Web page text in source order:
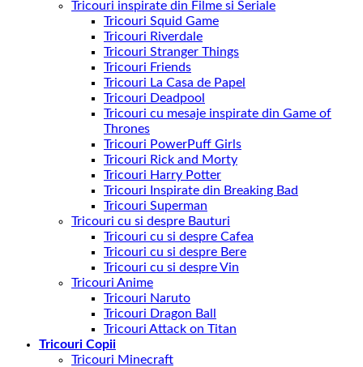
Tricouri inspirate din Filme si Seriale
Tricouri Squid Game
Tricouri Riverdale
Tricouri Stranger Things
Tricouri Friends
Tricouri La Casa de Papel
Tricouri Deadpool
Tricouri cu mesaje inspirate din Game of
Thrones
Tricouri PowerPuff Girls
Tricouri Rick and Morty
Tricouri Harry Potter
Tricouri Inspirate din Breaking Bad
Tricouri Superman
Tricouri cu si despre Bauturi
Tricouri cu si despre Cafea
Tricouri cu si despre Bere
Tricouri cu si despre Vin
Tricouri Anime
Tricouri Naruto
Tricouri Dragon Ball
Tricouri Attack on Titan
Tricouri Copii
Tricouri Minecraft